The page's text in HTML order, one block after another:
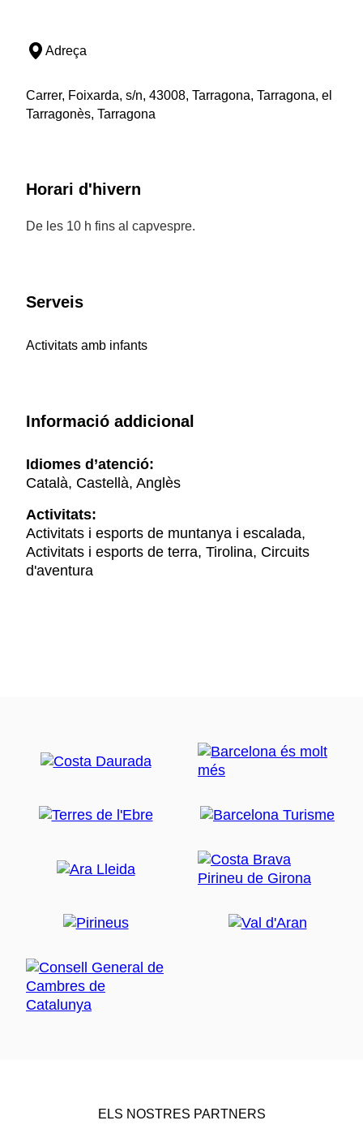
Adreça
Carrer, Foixarda, s/n, 43008, Tarragona, Tarragona, el
Tarragonès, Tarragona
Horari d'hivern
De les 10 h fins al capvespre.
Serveis
Activitats amb infants
Informació addicional
Idiomes d’atenció:
Català, Castellà, Anglès
Activitats:
Activitats i esports de muntanya i escalada,
Activitats i esports de terra, Tirolina, Circuits
d'aventura
ELS NOSTRES PARTNERS